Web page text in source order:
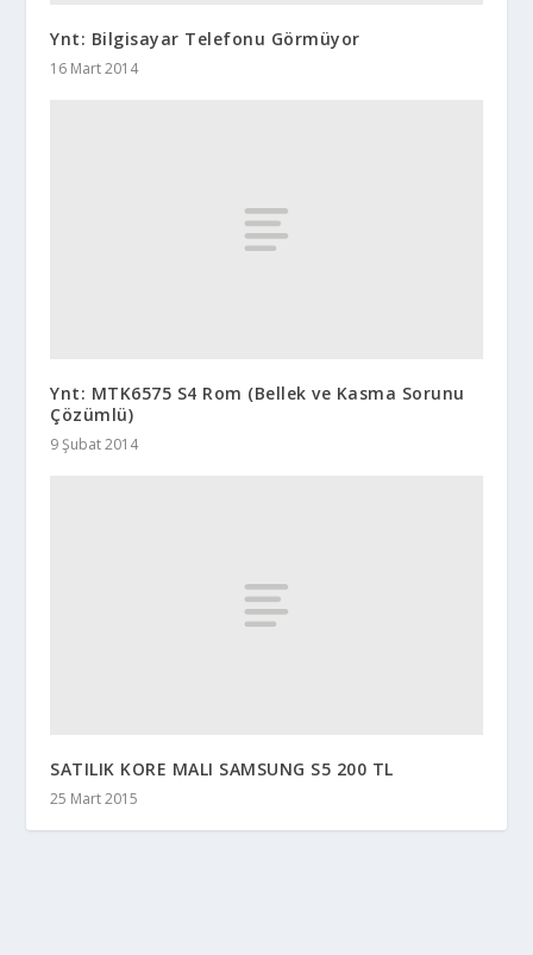
Ynt: Bilgisayar Telefonu Görmüyor
16 Mart 2014
Ynt: MTK6575 S4 Rom (Bellek ve Kasma Sorunu
Çözümlü)
9 Şubat 2014
SATILIK KORE MALI SAMSUNG S5 200 TL
25 Mart 2015